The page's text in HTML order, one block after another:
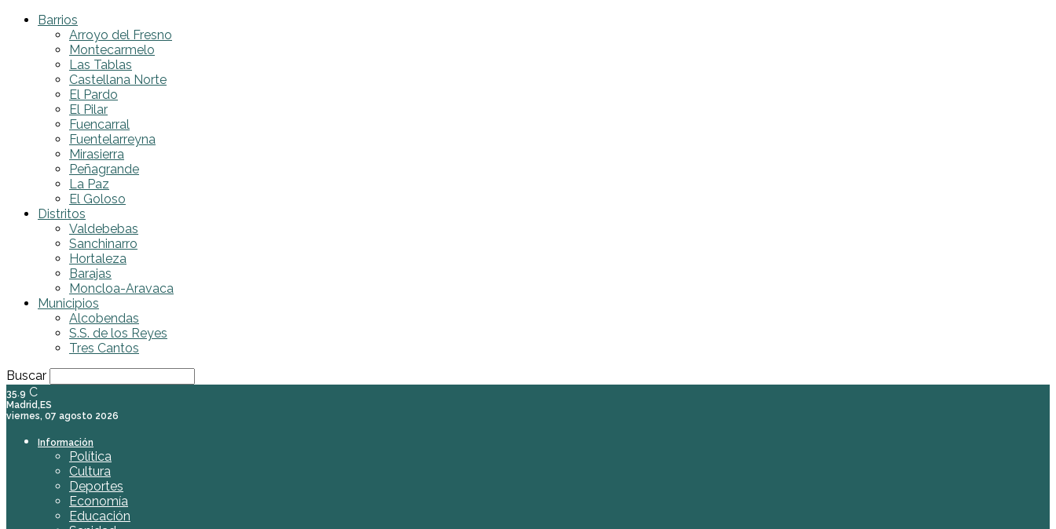
Barrios
Arroyo del Fresno
Montecarmelo
Las Tablas
Castellana Norte
El Pardo
El Pilar
Fuencarral
Fuentelarreyna
Mirasierra
Peñagrande
La Paz
El Goloso
Distritos
Valdebebas
Sanchinarro
Hortaleza
Barajas
Moncloa-Aravaca
Municipios
Alcobendas
S.S. de los Reyes
Tres Cantos
Buscar
35.9 C
Madrid,ES
viernes, 07 agosto 2026
Información
Política
Cultura
Deportes
Economía
Educación